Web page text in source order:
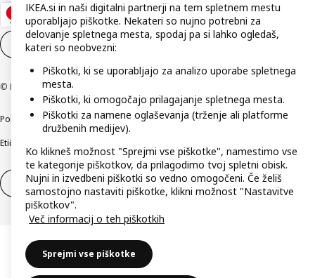
Nastavitve piškotkov SL
© Inter IKEA Systems B.V. 1999–2026
Politika zasebnostiPravilnik o piškotkihPogoji poslovanja Podatki o podjetju
Etično odkrivanje varnostnih pomanjkljivosti
Odstop od pogodbe Odstop od pogodbe (storitve)
IKEA.si in naši digitalni partnerji na tem spletnem mestu
uporabljajo piškotke. Nekateri so nujno potrebni za
delovanje spletnega mesta, spodaj pa si lahko ogledaš,
kateri so neobvezni:
Piškotki, ki se uporabljajo za analizo uporabe spletnega
mesta.
Piškotki, ki omogočajo prilagajanje spletnega mesta.
Piškotki za namene oglaševanja (trženje ali platforme
družbenih medijev).
Ko klikneš možnost "Sprejmi vse piškotke", namestimo vse
te kategorije piškotkov, da prilagodimo tvoj spletni obisk.
Nujni in izvedbeni piškotki so vedno omogočeni. Če želiš
samostojno nastaviti piškotke, klikni možnost "Nastavitve
piškotkov".
Več informacij o teh piškotkih
Sprejmi vse piškotke